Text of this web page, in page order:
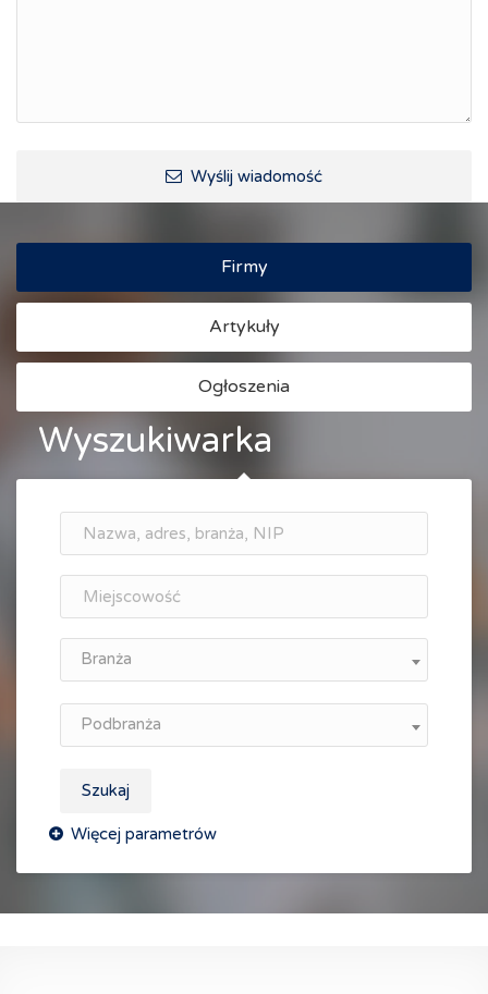
Wyślij wiadomość
Firmy
Artykuły
Ogłoszenia
Wyszukiwarka
Branża
Podbranża
Szukaj